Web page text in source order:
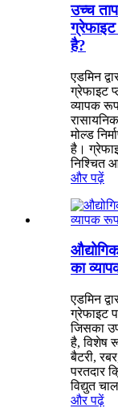
उच्च
ग्रेफाइट
है?
एडमिन
ग्रेफाइट
व्यापक
मोल्ड
है।
निश्चित
और पढ़ें
का
एडमिन
ग्रेफाइट
जिसका
है, विशेष
बैटरी,
परतदार
विद्युत
और पढ़ें